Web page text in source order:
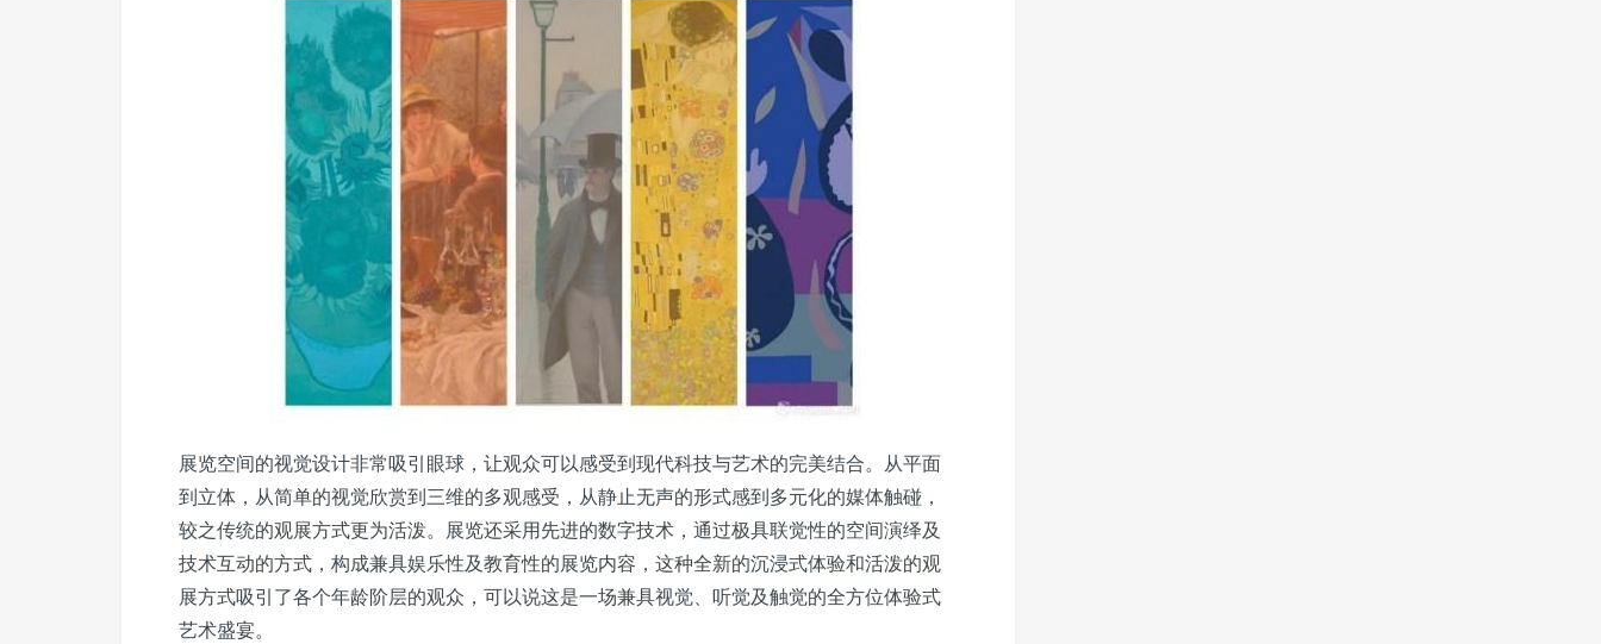
展览空间的视觉设计非常吸引眼球，让观众可以感受到现代科技与艺术的完美结合。从平面
到立体，从简单的视觉欣赏到三维的多观感受，从静止无声的形式感到多元化的媒体触碰，
较之传统的观展方式更为活泼。展览还采用先进的数字技术，通过极具联觉性的空间演绎及
技术互动的方式，构成兼具娱乐性及教育性的展览内容，这种全新的沉浸式体验和活泼的观
展方式吸引了各个年龄阶层的观众，可以说这是一场兼具视觉、听觉及触觉的全方位体验式
艺术盛宴。